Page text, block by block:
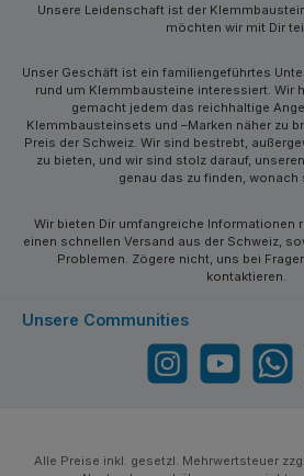
Unsere Leidenschaft ist der
möchten wir mit Dir
Unser Geschäft ist ein familiengeführtes
rund um Klemmbausteine interessiert. Wir
gemacht jedem das reichhaltige
Klemmbausteinsets und –Marken näher zu
Preis der Schweiz. Wir sind bestrebt,
zu bieten, und wir sind stolz darauf,
genau das zu finden, wonach
Wir bieten Dir umfangreiche Informationen
einen schnellen Versand aus der Schweiz,
Problemen. Zögere nicht, uns bei
kontaktieren.
Unsere Communities
Instagram YouTube WhatsApp
Alle Preise inkl. gesetzl. Mehrwertsteuer